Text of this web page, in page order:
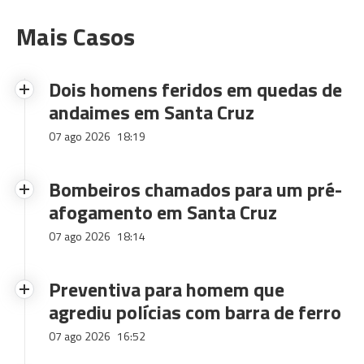
Mais Casos
Dois homens feridos em quedas de
andaimes em Santa Cruz
07 ago 2026 18:19
Bombeiros chamados para um pré-
afogamento em Santa Cruz
07 ago 2026 18:14
Preventiva para homem que
agrediu polícias com barra de ferro
07 ago 2026 16:52